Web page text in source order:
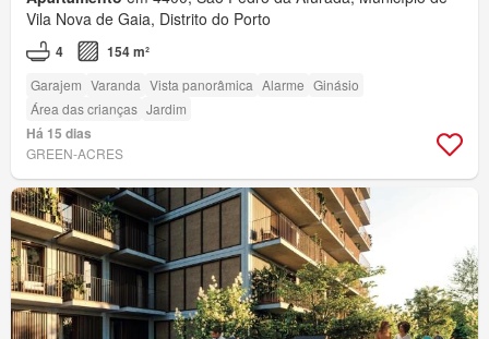
Vila Nova de Gaia, Distrito do Porto
4 154 m²
Garajem Varanda Vista panorâmica Alarme Ginásio
Área das crianças Jardim
Há 15 dias
GREEN-ACRES